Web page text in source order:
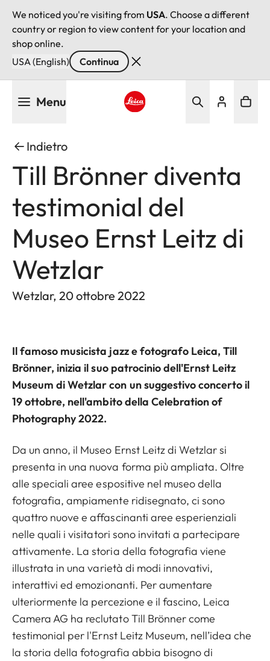
We noticed you're visiting from USA. Choose a different
country or region to view content for your location and
shop online.
USA (English)
Continua
Menu
Indietro
Till Brönner diventa
testimonial del
Museo Ernst Leitz di
Wetzlar
Wetzlar, 20 ottobre 2022
Il famoso musicista jazz e fotografo Leica, Till
Brönner, inizia il suo patrocinio dell'Ernst Leitz
Museum di Wetzlar con un suggestivo concerto il
19 ottobre, nell'ambito della Celebration of
Photography 2022.
Da un anno, il Museo Ernst Leitz di Wetzlar si
presenta in una nuova forma più ampliata. Oltre
alle speciali aree espositive nel museo della
fotografia, ampiamente ridisegnato, ci sono
quattro nuove e affascinanti aree esperienziali
nelle quali i visitatori sono invitati a partecipare
attivamente. La storia della fotografia viene
illustrata in una varietà di modi innovativi,
interattivi ed emozionanti. Per aumentare
ulteriormente la percezione e il fascino, Leica
Camera AG ha reclutato Till Brönner come
testimonial per l'Ernst Leitz Museum, nell’idea che
la storia della fotografia abbia bisogno di